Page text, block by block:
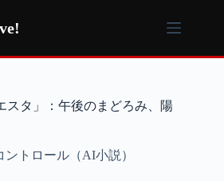
スタ」：午後のまどろみ、陽
ントロール（AI小説）